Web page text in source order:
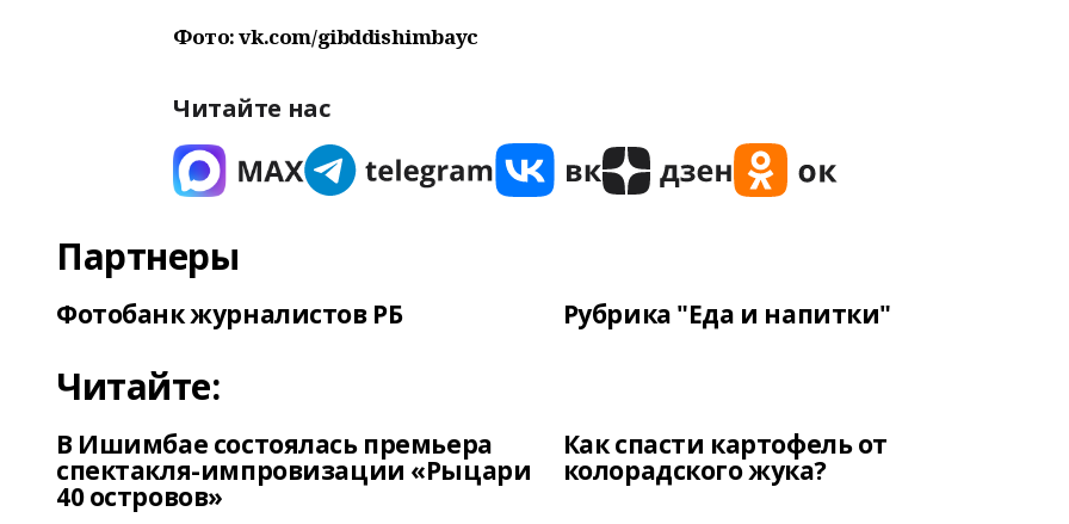
Фото: vk.com/gibddishimbayс
Читайте нас
Партнеры
Фотобанк журналистов РБ Рубрика "Еда и напитки"
Читайте:
В Ишимбае состоялась премьера
спектакля-импровизации «Рыцари
40 островов»
Как спасти картофель от
колорадского жука?